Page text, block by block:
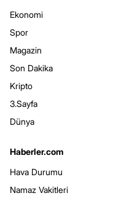
Ekonomi
Spor
Magazin
Son Dakika
Kripto
3.Sayfa
Dünya
Haberler.com
Hava Durumu
Namaz Vakitleri